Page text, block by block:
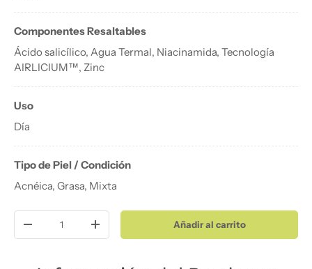
Componentes Resaltables
Ácido salicílico, Agua Termal, Niacinamida, Tecnología
AIRLICIUM™, Zinc
Uso
Día
Tipo de Piel / Condición
Acnéica, Grasa, Mixta
Disminuir cantidadAumentar la cantidadAñadir al carrito